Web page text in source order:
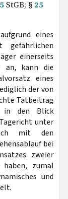
StGB; § 25
eines
gefährlichen
einerseits
an, kann die
eines
der von
Tatbeitrag
in den Blick
unter
mit den
bei
zweier
haben, zumal
und